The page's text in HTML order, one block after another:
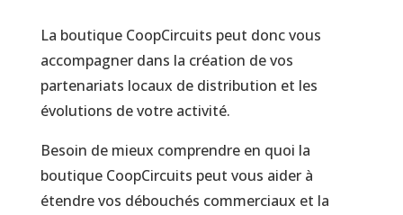
La boutique CoopCircuits peut donc vous
accompagner dans la création de vos
partenariats locaux de distribution et les
évolutions de votre activité.
Besoin de mieux comprendre en quoi la
boutique CoopCircuits peut vous aider à
étendre vos débouchés commerciaux et la